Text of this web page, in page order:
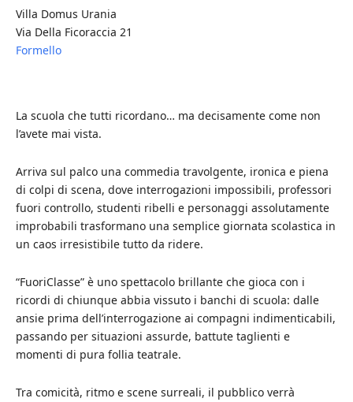
Villa Domus Urania
Via Della Ficoraccia 21
Formello
La scuola che tutti ricordano… ma decisamente come non
l’avete mai vista.
Arriva sul palco una commedia travolgente, ironica e piena
di colpi di scena, dove interrogazioni impossibili, professori
fuori controllo, studenti ribelli e personaggi assolutamente
improbabili trasformano una semplice giornata scolastica in
un caos irresistibile tutto da ridere.
“FuoriClasse” è uno spettacolo brillante che gioca con i
ricordi di chiunque abbia vissuto i banchi di scuola: dalle
ansie prima dell’interrogazione ai compagni indimenticabili,
passando per situazioni assurde, battute taglienti e
momenti di pura follia teatrale.
Tra comicità, ritmo e scene surreali, il pubblico verrà